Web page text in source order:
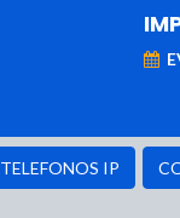
TELEFONOS IP